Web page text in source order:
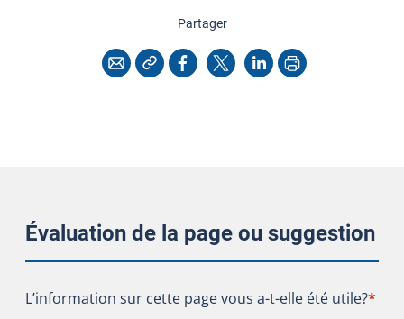
Partagercette page
CourrielCopier l'adresse
Facebook
X LinkedInImprimer
Évaluation de la page ou suggestion
L’information sur cette page vous a-t-elle été utile?
L’information sur cette page vous a-t-elle été utile?*